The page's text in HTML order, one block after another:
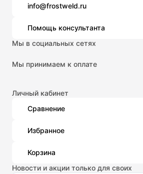
info@frostweld.ru
Помощь консультанта
Мы в социальных сетях
Мы принимаем к оплате
Личный кабинет
Сравнение
Избранное
Корзина
Новости и акции только для своих